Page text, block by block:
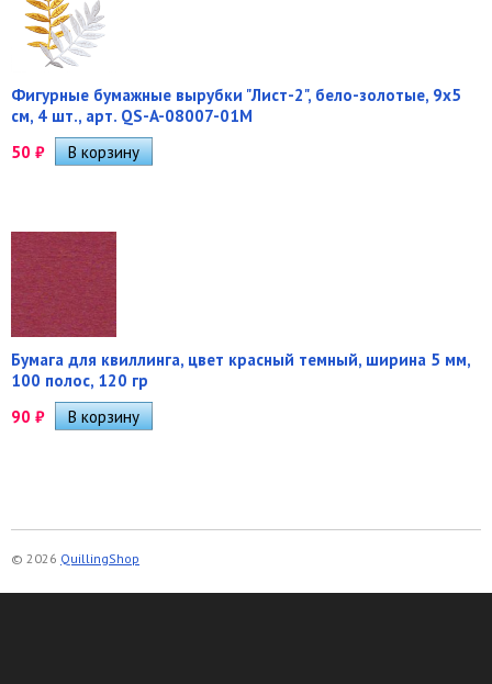
Фигурные бумажные вырубки "Лист-2", бело-золотые, 9х5
см, 4 шт., арт. QS-A-08007-01M
50 ₽
Бумага для квиллинга, цвет красный темный, ширина 5 мм,
100 полос, 120 гр
90 ₽
© 2026 QuillingShop